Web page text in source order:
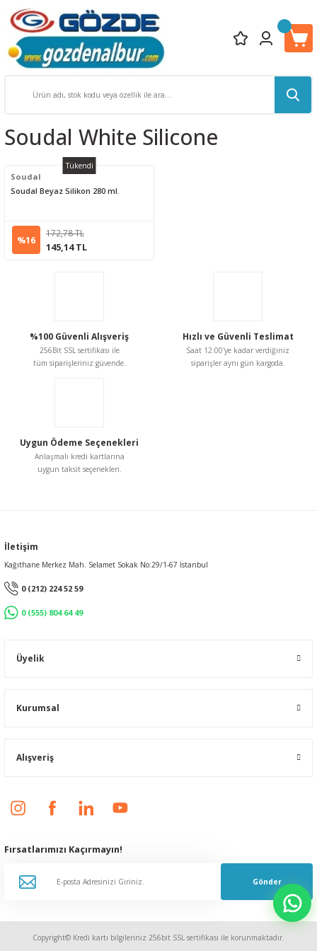
Soudal White Silicone
Tükendi
Soudal
Soudal Beyaz Silikon 280 ml.
%16
172,78 TL
145,14 TL
%100 Güvenli Alışveriş
256Bit SSL sertifikası ile
tüm siparişleriniz güvende.
Hızlı ve Güvenli Teslimat
Saat 12:00'ye kadar verdiğiniz
siparişler aynı gün kargoda.
Uygun Ödeme Seçenekleri
Anlaşmalı kredi kartlarına
uygun taksit seçenekleri.
İletişim
Kağıthane Merkez Mah. Selamet Sokak No:29/1-67 İstanbul
0 (212) 224 52 59
0 (555) 804 64 49
Üyelik
Kurumsal
Alışveriş
Fırsatlarımızı Kaçırmayın!
Gönder
Copyright© Kredi kartı bilgileriniz 256bit SSL sertifikası ile korunmaktadır.